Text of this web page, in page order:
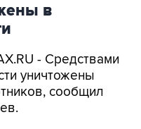
в
- Средствами
уничтожены
сообщил